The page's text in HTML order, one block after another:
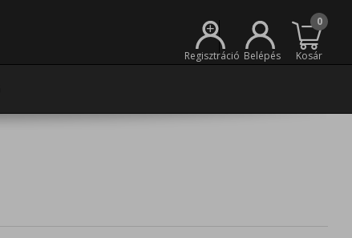
+
Regisztráció Belépés
0
Kosár